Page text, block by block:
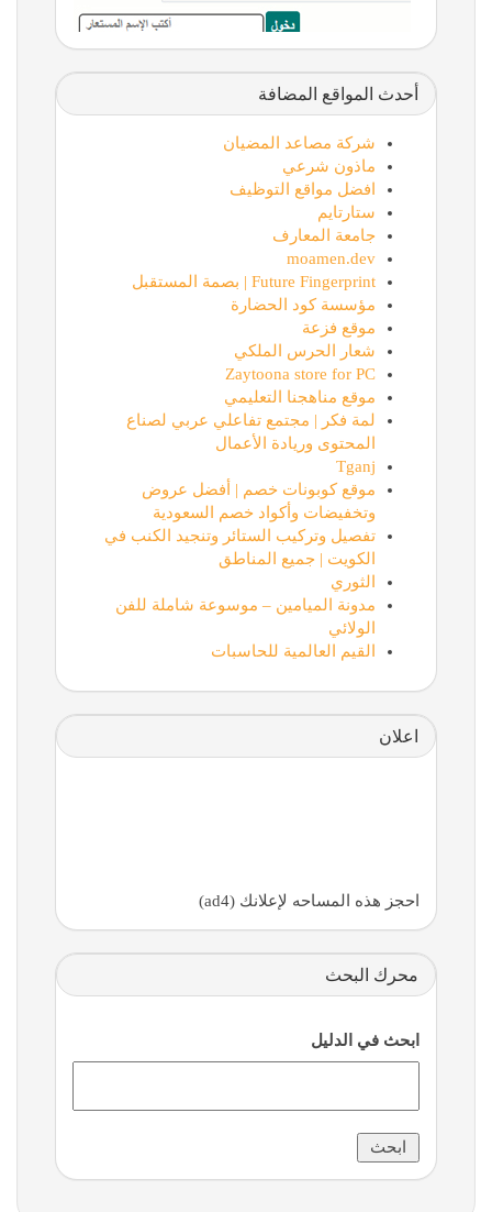
أحدث المواقع المضافة
شركة مصاعد المضيان
ماذون شرعي
افضل مواقع التوظيف
ستارتايم
جامعة المعارف
moamen.dev
Future Fingerprint | بصمة المستقبل
مؤسسة كود الحضارة
موقع فزعة
شعار الحرس الملكي
Zaytoona store for PC
موقع مناهجنا التعليمي
لمة فكر | مجتمع تفاعلي عربي لصناع
المحتوى وريادة الأعمال
Tganj
موقع كوبونات خصم | أفضل عروض
وتخفيضات وأكواد خصم السعودية
تفصيل وتركيب الستائر وتنجيد الكنب في
الكويت | جميع المناطق
الثوري
مدونة الميامين – موسوعة شاملة للفن
الولائي
القيم العالمية للحاسبات
اعلان
احجز هذه المساحه لإعلانك (ad4)
محرك البحث
ابحث في الدليل